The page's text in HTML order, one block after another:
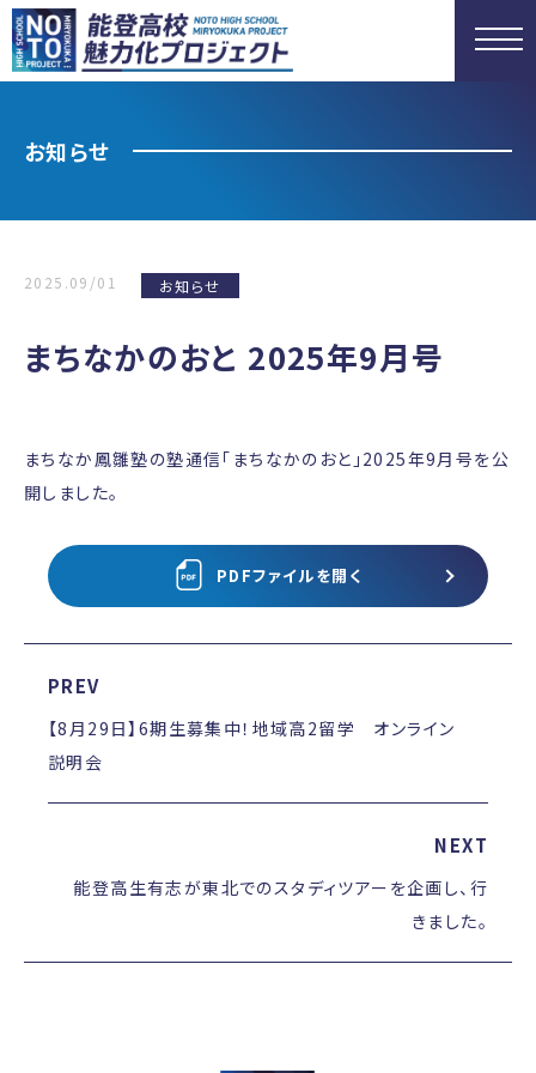
お知らせ
2025.09/01 お知らせ
まちなかのおと 2025年9月号
まちなか鳳雛塾の塾通信「まちなかのおと」2025年9月号を公
開しました。
PDFファイルを開く
PREV
【8月29日】6期生募集中！地域高2留学 オンライン
説明会
NEXT
能登高生有志が東北でのスタディツアーを企画し、行
きました。